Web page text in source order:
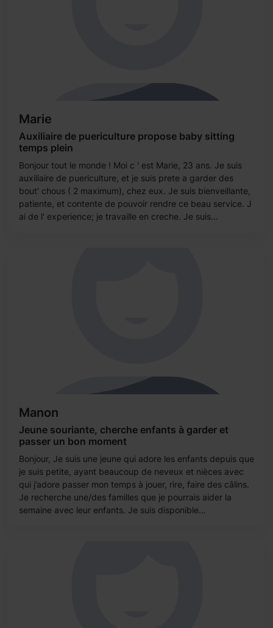
Marie
Auxiliaire de puericulture propose baby sitting
temps plein
Bonjour tout le monde ! Moi c ' est Marie, 23 ans. Je suis
auxiliaire de puericulture, et je suis prete a garder des
bout' chous ( 2 maximum), chez eux. Je suis bienveillante,
patiente, et contente de pouvoir rendre ce beau service. J
ai de l' experience; je travaille en creche. Je suis...
Manon
Jeune souriante, cherche enfants à garder et
passer un bon moment
Bonjour, Je suis une jeune qui adore les enfants depuis que
je suis petite, ayant beaucoup de neveux et nièces avec
qui j’adore passer mon temps à jouer, rire, faire des câlins.
Je recherche une/des familles que je pourrais aider la
semaine avec leur enfants. Je suis disponible...